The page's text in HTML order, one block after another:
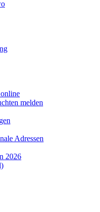
melden
Adressen
2026